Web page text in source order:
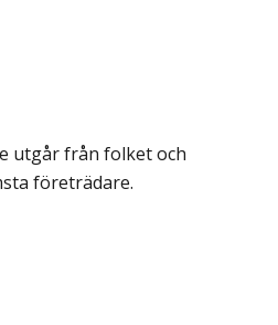
utgår från folket och
företrädare.